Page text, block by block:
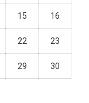
15 16
22 23
29 30